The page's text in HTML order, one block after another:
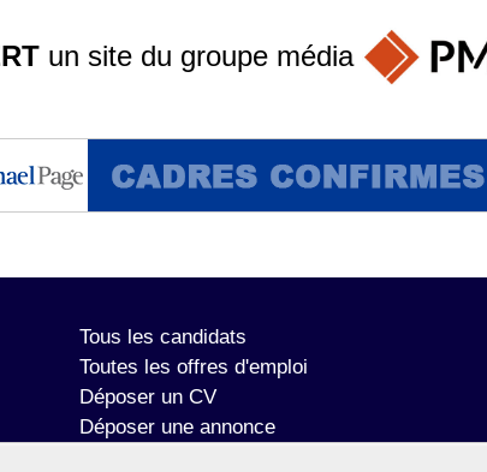
un site du groupe média
Tous les candidats
Toutes les offres d'emploi
Déposer un CV
Déposer une annonce